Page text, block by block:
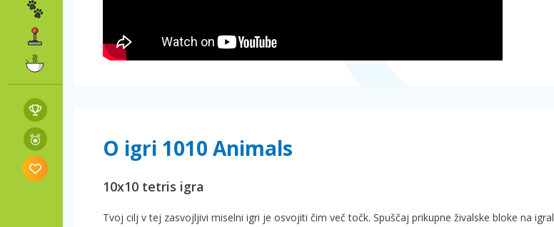
O igri 1010 Animals
10x10 tetris igra
Tvoj cilj v tej zasvojljivi miselni igri je osvojiti čim več točk. Spuščaj prikupne živalske bloke na